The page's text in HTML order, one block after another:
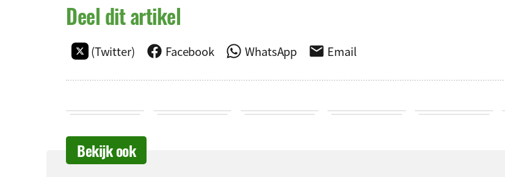
Deel dit artikel
(Twitter) Facebook WhatsApp Email
Bekijk ook